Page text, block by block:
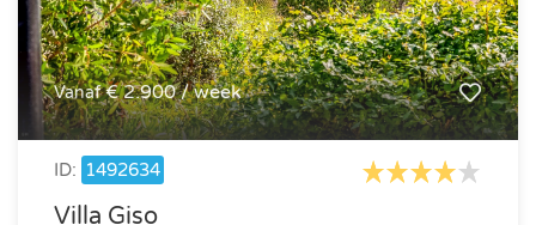
Vanaf€ 2.900 / week
ID: 1492634
Villa Giso